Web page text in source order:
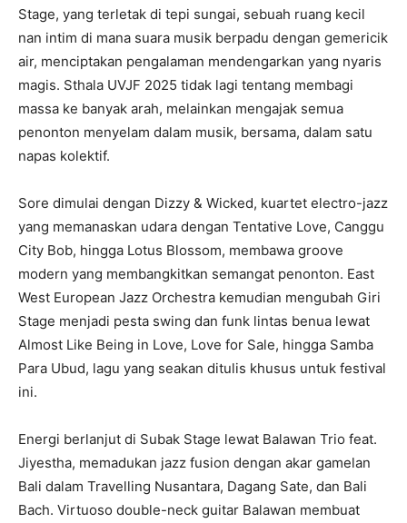
Stage, yang terletak di tepi sungai, sebuah ruang kecil
nan intim di mana suara musik berpadu dengan gemericik
air, menciptakan pengalaman mendengarkan yang nyaris
magis. Sthala UVJF 2025 tidak lagi tentang membagi
massa ke banyak arah, melainkan mengajak semua
penonton menyelam dalam musik, bersama, dalam satu
napas kolektif.
Sore dimulai dengan Dizzy & Wicked, kuartet electro-jazz
yang memanaskan udara dengan Tentative Love, Canggu
City Bob, hingga Lotus Blossom, membawa groove
modern yang membangkitkan semangat penonton. East
West European Jazz Orchestra kemudian mengubah Giri
Stage menjadi pesta swing dan funk lintas benua lewat
Almost Like Being in Love, Love for Sale, hingga Samba
Para Ubud, lagu yang seakan ditulis khusus untuk festival
ini.
Energi berlanjut di Subak Stage lewat Balawan Trio feat.
Jiyestha, memadukan jazz fusion dengan akar gamelan
Bali dalam Travelling Nusantara, Dagang Sate, dan Bali
Bach. Virtuoso double-neck guitar Balawan membuat